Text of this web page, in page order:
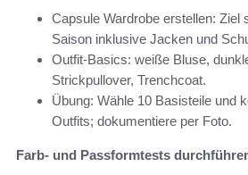
Capsule Wardrobe erstellen: Ziel
Saison inklusive Jacken und
Outfit-Basics: weiße Bluse,
Strickpullover, Trenchcoat.
Übung: Wähle 10 Basisteile und
Outfits; dokumentiere per Foto.
Farb- und Passformtests